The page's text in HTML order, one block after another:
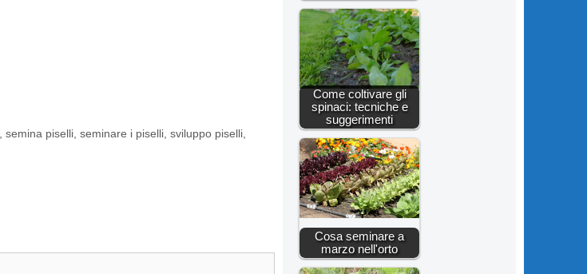
semina piselli, seminare i piselli, sviluppo piselli,
Come coltivare gli
spinaci: tecniche e
suggerimenti
Cosa seminare a
marzo nell'orto